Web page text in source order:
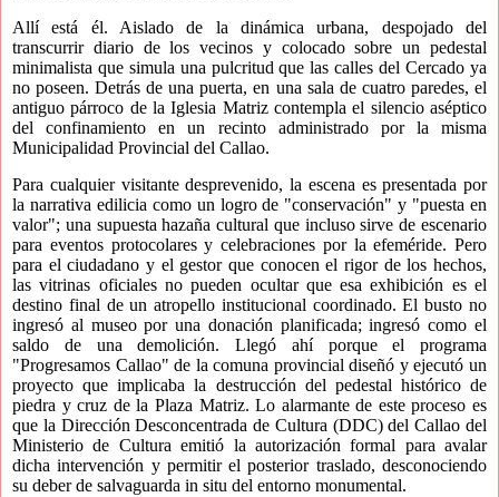
Allí está él. Aislado de la dinámica urbana, despojado del
transcurrir diario de los vecinos y colocado sobre un pedestal
minimalista que simula una pulcritud que las calles del Cercado ya
no poseen. Detrás de una puerta, en una sala de cuatro paredes, el
antiguo párroco de la Iglesia Matriz contempla el silencio aséptico
del confinamiento en un recinto administrado por la misma
Municipalidad Provincial del Callao.
Para cualquier visitante desprevenido, la escena es presentada por
la narrativa edilicia como un logro de "conservación" y "puesta en
valor"; una supuesta hazaña cultural que incluso sirve de escenario
para eventos protocolares y celebraciones por la efeméride. Pero
para el ciudadano y el gestor que conocen el rigor de los hechos,
las vitrinas oficiales no pueden ocultar que esa exhibición es el
destino final de un atropello institucional coordinado. El busto no
ingresó al museo por una donación planificada; ingresó como el
saldo de una demolición. Llegó ahí porque el programa
"Progresamos Callao" de la comuna provincial diseñó y ejecutó un
proyecto que implicaba la destrucción del pedestal histórico de
piedra y cruz de la Plaza Matriz. Lo alarmante de este proceso es
que la Dirección Desconcentrada de Cultura (DDC) del Callao del
Ministerio de Cultura emitió la autorización formal para avalar
dicha intervención y permitir el posterior traslado, desconociendo
su deber de salvaguarda in situ del entorno monumental.